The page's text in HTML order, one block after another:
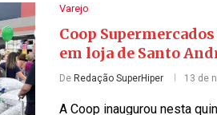
Varejo
Coop
em loja de Santo
De Redação SuperHiper 13 de
A Coop inaugurou nesta